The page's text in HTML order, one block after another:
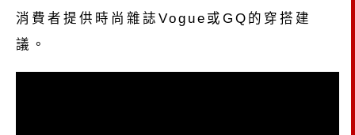
消費者提供時尚雜誌Vogue或GQ的穿搭建
議。